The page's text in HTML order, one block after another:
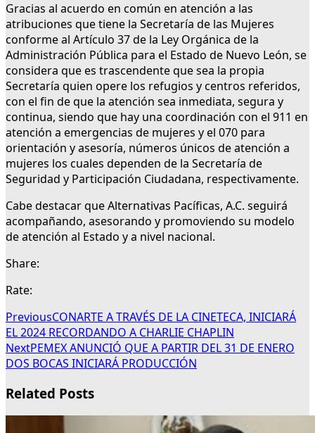
Gracias al acuerdo en común en atención a las
atribuciones que tiene la Secretaría de las Mujeres
conforme al Artículo 37 de la Ley Orgánica de la
Administración Pública para el Estado de Nuevo León, se
considera que es trascendente que sea la propia
Secretaría quien opere los refugios y centros referidos,
con el fin de que la atención sea inmediata, segura y
continua, siendo que hay una coordinación con el 911 en
atención a emergencias de mujeres y el 070 para
orientación y asesoría, números únicos de atención a
mujeres los cuales dependen de la Secretaría de
Seguridad y Participación Ciudadana, respectivamente.
Cabe destacar que Alternativas Pacíficas, A.C. seguirá
acompañando, asesorando y promoviendo su modelo
de atención al Estado y a nivel nacional.
Share:
Rate:
PreviousCONARTE A TRAVÉS DE LA CINETECA, INICIARÁ
EL 2024 RECORDANDO A CHARLIE CHAPLIN
NextPEMEX ANUNCIÓ QUE A PARTIR DEL 31 DE ENERO
DOS BOCAS INICIARÁ PRODUCCIÓN
Related Posts